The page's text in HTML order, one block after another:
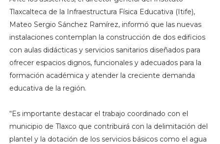
Tlaxcalteca de la Infraestructura Física Educativa (Itife),
Mateo Sergio Sánchez Ramírez, informó que las nuevas
instalaciones contemplan la construcción de dos edificios
con aulas didácticas y servicios sanitarios diseñados para
ofrecer espacios dignos, funcionales y adecuados para la
formación académica y atender la creciente demanda
educativa de la región.
“Es importante destacar el trabajo coordinado con el
municipio de Tlaxco que contribuirá con la delimitación del
plantel y la dotación de los servicios básicos como el agua